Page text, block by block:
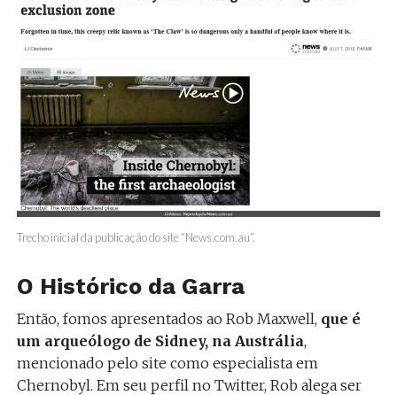
Trecho inicial da publicação do site “News.com.au”.
O Histórico da Garra
Então, fomos apresentados ao Rob Maxwell, que é
um arqueólogo de Sidney, na Austrália,
mencionado pelo site como especialista em
Chernobyl. Em seu perfil no Twitter, Rob alega ser